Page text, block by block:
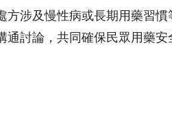
涉及慢性病或長期用藥習
討論，共同確保民眾用藥安